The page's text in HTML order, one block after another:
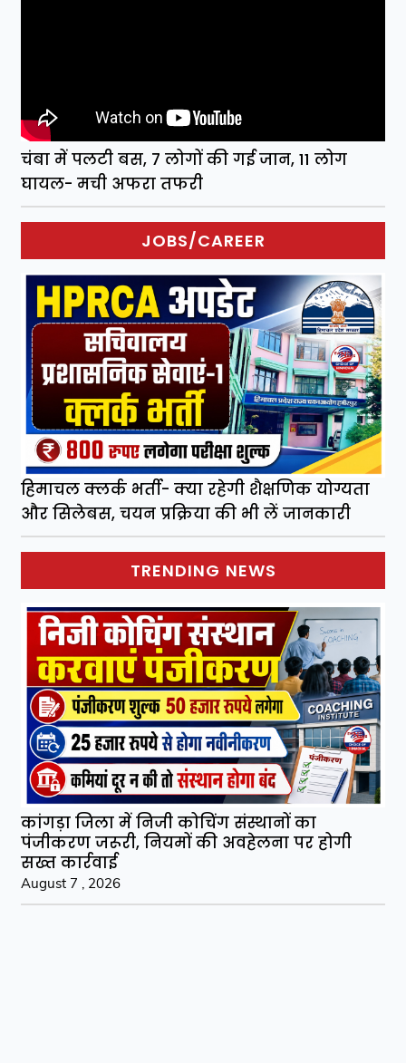
चंबा में पलटी बस, 7 लोगों की गई जान, 11 लोग
घायल- मची अफरा तफरी
JOBS/CAREER
हिमाचल क्लर्क भर्ती- क्या रहेगी शैक्षणिक योग्यता
और सिलेबस, चयन प्रक्रिया की भी लें जानकारी
TRENDING NEWS
कांगड़ा जिला में निजी कोचिंग संस्थानों का
पंजीकरण जरूरी, नियमों की अवहेलना पर होगी
सख्त कार्रवाई
August 7 , 2026